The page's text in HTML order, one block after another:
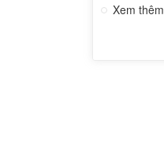
Xem thêm